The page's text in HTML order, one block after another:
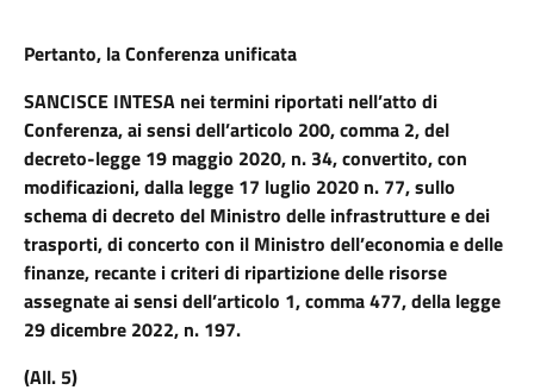
Pertanto, la Conferenza unificata
SANCISCE INTESA nei termini riportati nell’atto di
Conferenza, ai sensi dell’articolo 200, comma 2, del
decreto-legge 19 maggio 2020, n. 34, convertito, con
modificazioni, dalla legge 17 luglio 2020 n. 77, sullo
schema di decreto del Ministro delle infrastrutture e dei
trasporti, di concerto con il Ministro dell’economia e delle
finanze, recante i criteri di ripartizione delle risorse
assegnate ai sensi dell’articolo 1, comma 477, della legge
29 dicembre 2022, n. 197.
(All. 5)